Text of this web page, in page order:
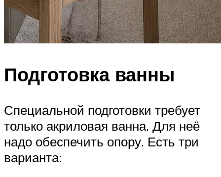
Подготовка ванны
Специальной подготовки требует
только акриловая ванна. Для неё
надо обеспечить опору. Есть три
варианта: